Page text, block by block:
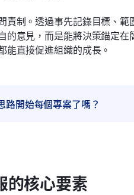
責制。透過事先記錄目標、
的意見，而是能將決策錨定
能直接促進組織的成長。
路開始每個專案了嗎？
的核心要素